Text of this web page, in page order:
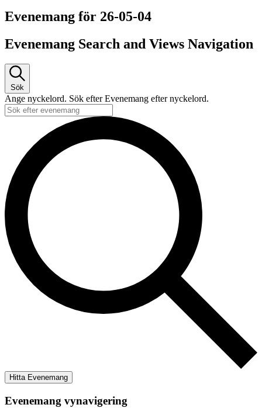
Evenemang för 26-05-04
Evenemang Search and Views Navigation
Sök
Ange nyckelord. Sök efter Evenemang efter nyckelord.
Hitta Evenemang
Evenemang vynavigering